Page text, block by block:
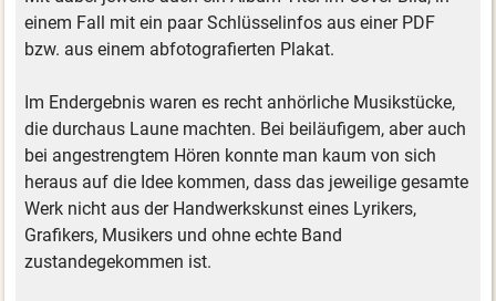
einem Fall mit ein paar Schlüsselinfos aus einer PDF
bzw. aus einem abfotografierten Plakat.
Im Endergebnis waren es recht anhörliche Musikstücke,
die durchaus Laune machten. Bei beiläufigem, aber auch
bei angestrengtem Hören konnte man kaum von sich
heraus auf die Idee kommen, dass das jeweilige gesamte
Werk nicht aus der Handwerkskunst eines Lyrikers,
Grafikers, Musikers und ohne echte Band
zustandegekommen ist.